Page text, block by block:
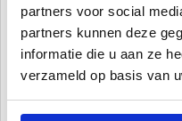
partners voor social
partners kunnen deze
informatie die u aan ze
verzameld op basis van
De Adagio Pro RGB
programma's ten opzichte van
lumens (licht sterkte) over het
Adagio Pro lampen uit te
lampen ook dimmen (zowel